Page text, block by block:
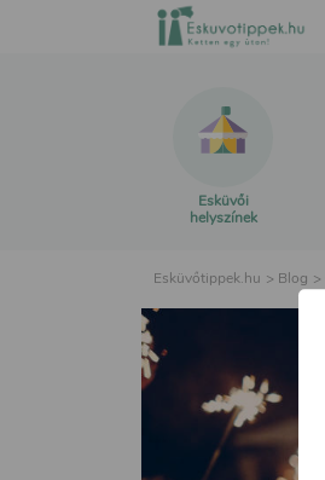
Esküvői
helyszínek
Esküvőtippek.hu > Blog >